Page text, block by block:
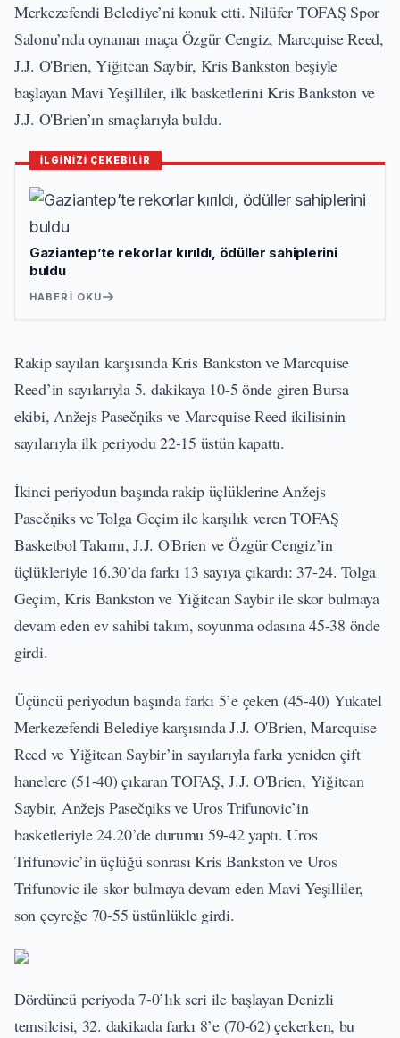
Merkezefendi Belediye’ni konuk etti. Nilüfer TOFAŞ Spor
Salonu’nda oynanan maça Özgür Cengiz, Marcquise Reed,
J.J. O'Brien, Yiğitcan Saybir, Kris Bankston beşiyle
başlayan Mavi Yeşilliler, ilk basketlerini Kris Bankston ve
J.J. O'Brien’ın smaçlarıyla buldu.
İLGİNİZİ ÇEKEBİLİR
Gaziantep’te rekorlar kırıldı, ödüller sahiplerini
buldu
HABERI OKU
Rakip sayıları karşısında Kris Bankston ve Marcquise
Reed’in sayılarıyla 5. dakikaya 10-5 önde giren Bursa
ekibi, Anžejs Pasečņiks ve Marcquise Reed ikilisinin
sayılarıyla ilk periyodu 22-15 üstün kapattı.
İkinci periyodun başında rakip üçlüklerine Anžejs
Pasečņiks ve Tolga Geçim ile karşılık veren TOFAŞ
Basketbol Takımı, J.J. O'Brien ve Özgür Cengiz’in
üçlükleriyle 16.30’da farkı 13 sayıya çıkardı: 37-24. Tolga
Geçim, Kris Bankston ve Yiğitcan Saybir ile skor bulmaya
devam eden ev sahibi takım, soyunma odasına 45-38 önde
girdi.
Üçüncü periyodun başında farkı 5’e çeken (45-40) Yukatel
Merkezefendi Belediye karşısında J.J. O'Brien, Marcquise
Reed ve Yiğitcan Saybir’in sayılarıyla farkı yeniden çift
hanelere (51-40) çıkaran TOFAŞ, J.J. O'Brien, Yiğitcan
Saybir, Anžejs Pasečņiks ve Uros Trifunovic’in
basketleriyle 24.20’de durumu 59-42 yaptı. Uros
Trifunovic’in üçlüğü sonrası Kris Bankston ve Uros
Trifunovic ile skor bulmaya devam eden Mavi Yeşilliler,
son çeyreğe 70-55 üstünlükle girdi.
Dördüncü periyoda 7-0’lık seri ile başlayan Denizli
temsilcisi, 32. dakikada farkı 8’e (70-62) çekerken, bu